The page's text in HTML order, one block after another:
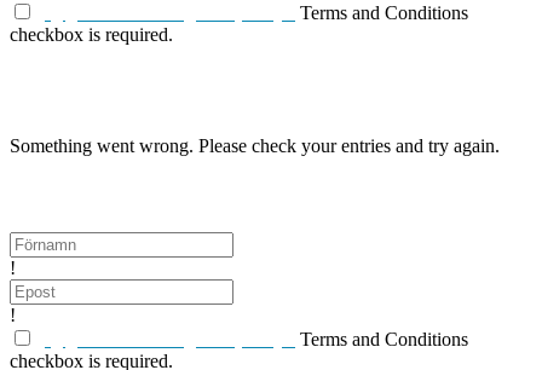
Terms and Conditions
checkbox is required.
Something went wrong. Please check your entries and try again.
!
!
Terms and Conditions
checkbox is required.